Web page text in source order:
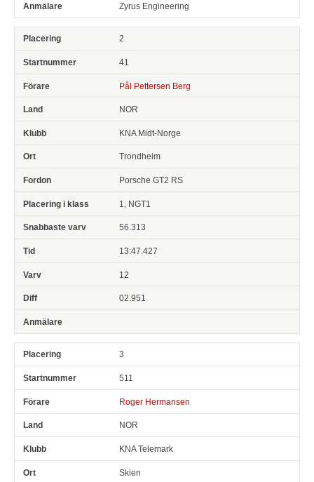
Zyrus Engineering
2
41
Pål Pettersen Berg
NOR
KNA Midt-Norge
Trondheim
Porsche GT2 RS
1, NGT1
56.313
13:47.427
12
02.951
3
511
Roger Hermansen
NOR
KNA Telemark
Skien